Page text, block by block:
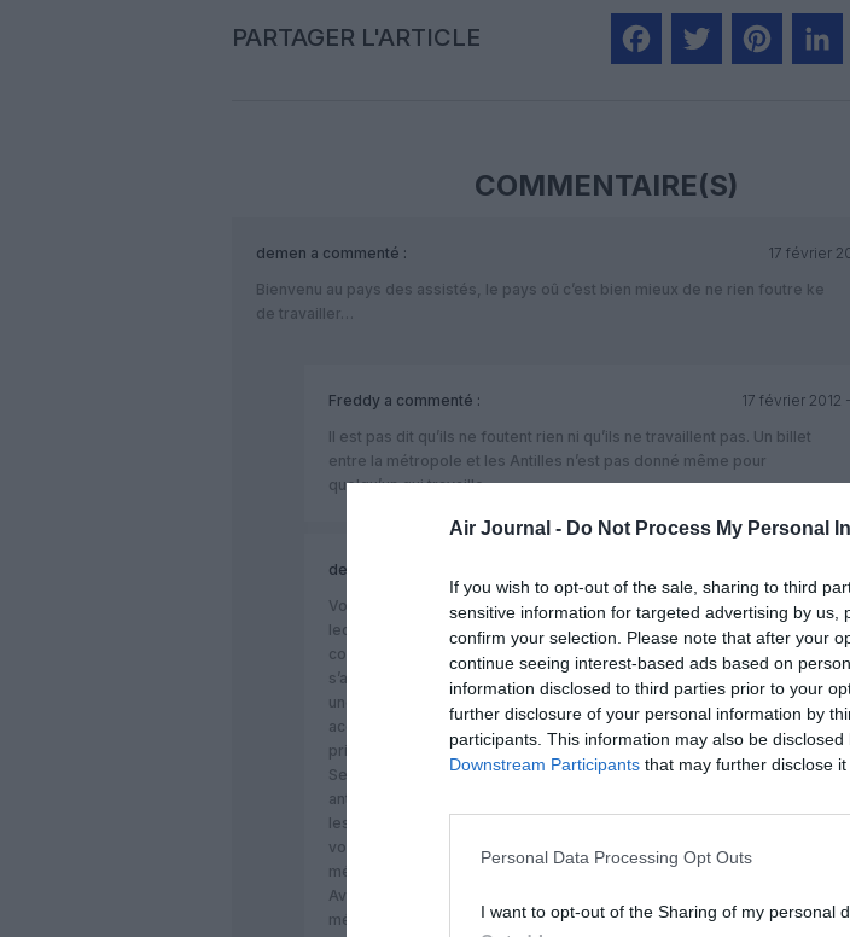
Air Journal - Do Not Process My Personal
If you wish to opt-out of the sale, sharing to third
sensitive information for targeted advertising by us,
confirm your selection. Please note that after your
continue seeing interest-based ads based on
information disclosed to third parties prior to your
further disclosure of your personal information by
participants. This information may also be
Downstream Participants that may further disclose
Personal Data Processing Opt Outs
I want to opt-out of the Sharing of my personal
PARTAGER L'ARTICLE
COMMENTAIRE(S)
demen a commenté :
17 février
Bienvenu au pays des assistés, le pays oû c’est bien mieux de ne rien foutre ke
de travailler…
Freddy a commenté :
17 février 2012
Il est pas dit qu’ils ne foutent rien ni qu’ils ne travaillent pas. Un billet
entre la métropole et les Antilles n’est pas donné même pour
quelqu’un qui travaille.
delthier
Votre écrit montre le manque de réflexion que vous avez après
lecture de cet article! Votre écrit fait bien apparaître le jugement
convenu et négatif que vous avez des antillais!!! Tout d’abord,il ne
s’agit absolument pas d’une aide de l’Etat mais d’un accord entre
une entreprise privée et une association! Que dites vous des
accords entre certains groupes alimentaires voire distributeurs
privés avec des associations telles que Les Restos du Coeurs, le
Secours Catholique ou L’Armée du Salut! Pour vous une association
antillaise n’aurait pas le droit de passer d’accord d’aide aux antillais
les plus démunis avec une entreprise privée??? Comment pouvez
vous dire que les antillais les plus démunis de France
métropolitaine sont des “foute rien” ou “refuse de travailler”!!!
Avez vous idée du degrés de racisme que subit en France
métropolitaine cette population, notamment les nouvelles